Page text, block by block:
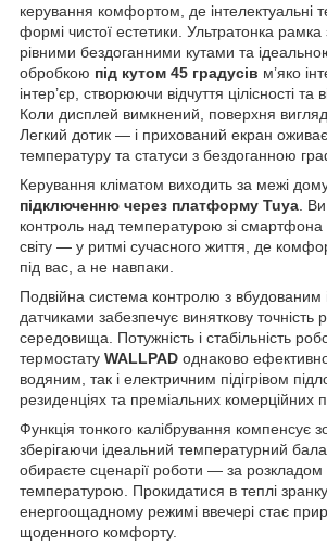
керування комфортом, де інтелектуальні
формі чистої естетики. Ультратонка рамка
рівними бездоганними кутами та
обробкою під кутом 45 градусів м’яко
інтер’єр, створюючи відчуття цілісності та
Коли дисплей вимкнений, поверхня
Легкий дотик — і прихований екран
температуру та статуси з бездоганною
Керування кліматом виходить за межі
підключенню через платформу Tuya .
контроль над температурою зі смартфона
світу — у ритмі сучасного життя, де
під вас, а не навпаки.
Подвійна система контролю з вбудованим
датчиками забезпечує виняткову точність
середовища. Потужність і стабільність
термостату WALLPAD однаково
водяним, так і електричним підігрівом
резиденціях та преміальних комерційних
Функція тонкого калібрування компенсує
зберігаючи ідеальний температурний
обираєте сценарії роботи — за
температурою. Прокидатися в теплі
енергоощадному режимі ввечері стає
щоденного комфорту.